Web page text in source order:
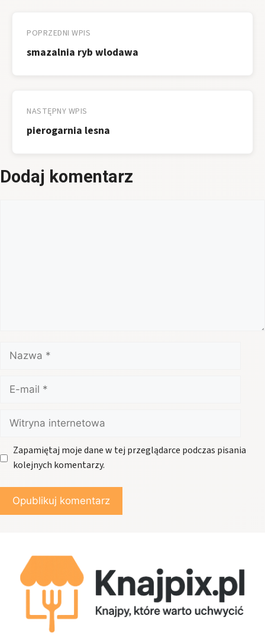
wpisu
POPRZEDNI WPIS
smazalnia ryb wlodawa
NASTĘPNY WPIS
pierogarnia lesna
Dodaj komentarz
Nazwa
mail
Witryna
internetowa
Zapamiętaj moje dane w tej przeglądarce podczas pisania
kolejnych komentarzy.